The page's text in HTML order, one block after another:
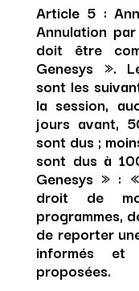
Article 5 :
Annulation
doit être
Genesys ».
sont les
la session,
jours avant,
sont dus ;
sont dus à
Genesys » :
droit de
programmes,
de reporter
informés et
proposées.